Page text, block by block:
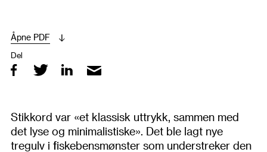
Åpne PDF
Del
Stikkord var «et klassisk uttrykk, sammen med
det lyse og minimalistiske». Det ble lagt nye
tregulv i fiskebensmønster som understreker den